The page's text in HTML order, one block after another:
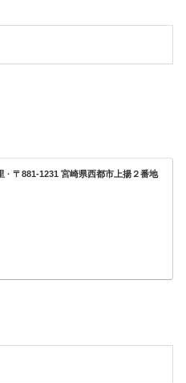
· 〒881-1231 宮崎県西都市上揚２番地